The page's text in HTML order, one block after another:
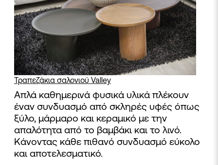
Τραπεζάκια σαλονιού Valley
Απλά καθημερινά φυσικά υλικά πλέκουν
έναν συνδυασμό από σκληρές υφές όπως
ξύλο, μάρμαρο και κεραμικό με την
απαλότητα από το βαμβάκι και το λινό.
Κάνοντας κάθε πιθανό συνδυασμό εύκολο
και αποτελεσματικό.